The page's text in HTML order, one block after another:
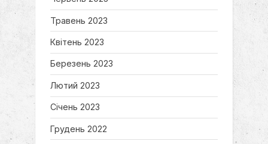
Травень 2023
Квітень 2023
Березень 2023
Лютий 2023
Січень 2023
Грудень 2022